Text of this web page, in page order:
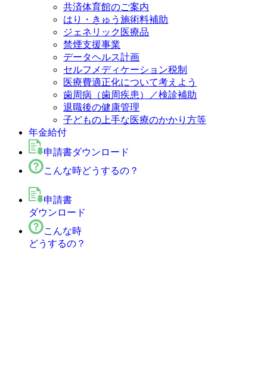
共済体育館のご案内
はり・きゅう施術料補助
ジェネリック医療品
禁煙支援事業
データヘルス計画
セルフメディケーション税制
医療費適正化について考えよう
歯周病（歯周疾患）／検診補助
退職後の健康管理
子どもの上手な医療のかかり方等
年金給付
申請書ダウンロード
こんな時どうするの？
申請書
ダウンロード
こんな時
どうするの？